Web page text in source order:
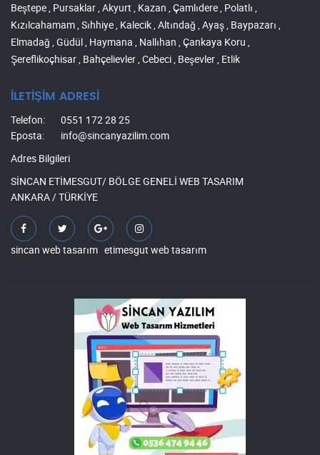
Beştepe , Pursaklar , Akyurt , Kazan , Çamlıdere , Polatlı ,
Kızılcahamam , Sıhhiye , Kalecik , Altındağ , Ayaş , Baypazarı ,
Elmadağ , Güdül , Haymana , Nallıhan , Çankaya Koru ,
Şereflikoçhisar , Bahçelievler , Cebeci , Beşevler , Etlik
İLETİŞİM ADRESİ
Telefon:
0551 172 28 25
Eposta:
info@sincanyazilim.com
Adres Bilgileri
SİNCAN ETİMESGUT/ BÖLGE GENELİ WEB TASARIM
ANKARA / TÜRKİYE
sincan web tasarım etimesgut web tasarım